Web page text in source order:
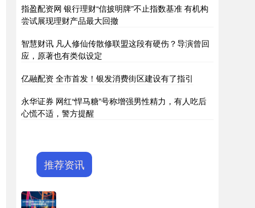
指盈配资网 银行理财“信披明牌”不止指数基准 有机构
尝试展现理财产品最大回撤
智慧财讯 凡人修仙传散修联盟这段有硬伤？导演曾回
应，原著也有类似设定
亿融配资 全市首发！银发消费街区建设有了指引
永华证券 网红“悍马糖”号称增强男性精力，有人吃后
心慌不适，警方提醒
推荐资讯